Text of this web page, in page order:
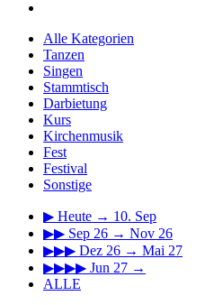
Alle Kategorien
Tanzen
Singen
Stammtisch
Darbietung
Kurs
Kirchenmusik
Fest
Festival
Sonstige
▶ Heute → 10. Sep
▶▶ Sep 26 → Nov 26
▶▶▶ Dez 26 → Mai 27
▶▶▶▶ Jun 27 →
ALLE